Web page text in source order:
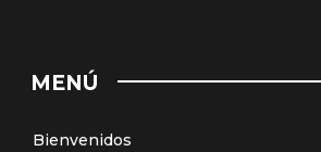
MENÚ
Bienvenidos